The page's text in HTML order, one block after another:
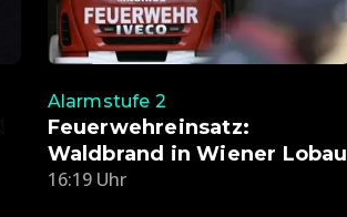
Alarmstufe 2
Feuerwehreinsatz:
Waldbrand in Wiener Lobau
16:19 Uhr